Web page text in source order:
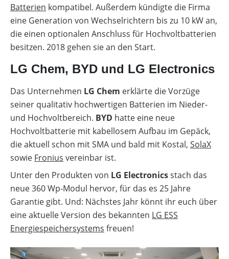
Batterien kompatibel. Außerdem kündigte die Firma
eine Generation von Wechselrichtern bis zu 10 kW an,
die einen optionalen Anschluss für Hochvoltbatterien
besitzen. 2018 gehen sie an den Start.
LG Chem, BYD und LG Electronics
Das Unternehmen LG Chem erklärte die Vorzüge
seiner qualitativ hochwertigen Batterien im Nieder-
und Hochvoltbereich. BYD hatte eine neue
Hochvoltbatterie mit kabellosem Aufbau im Gepäck,
die aktuell schon mit SMA und bald mit Kostal, SolaX
sowie Fronius vereinbar ist.
Unter den Produkten von LG Electronicsstach das
neue 360 Wp-Modul hervor, für das es 25 Jahre
Garantie gibt. Und: Nächstes Jahr könnt ihr euch über
eine aktuelle Version des bekannten LG ESS
Energiespeichersystems freuen!